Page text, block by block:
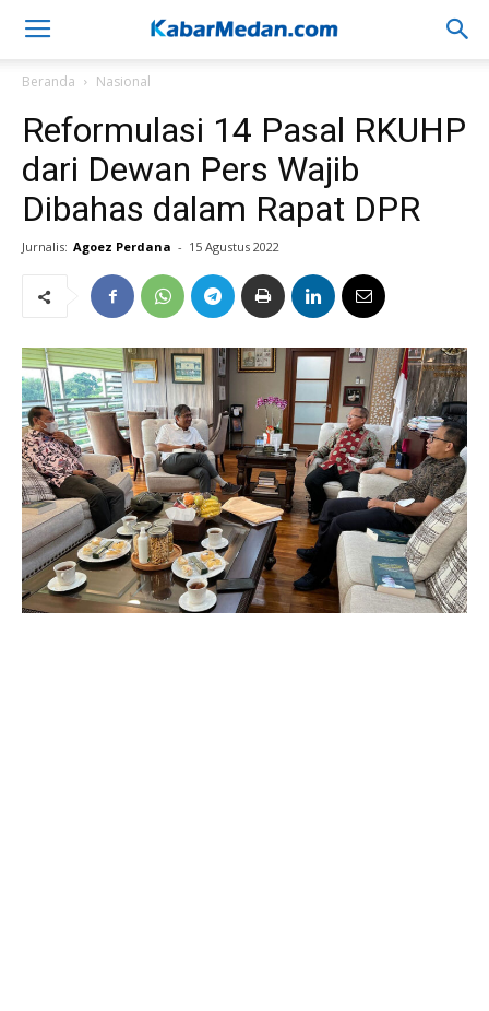
Beranda Nasional
Reformulasi 14 Pasal RKUHP
dari Dewan Pers Wajib
Dibahas dalam Rapat DPR
Jurnalis: Agoez Perdana - 15 Agustus 2022